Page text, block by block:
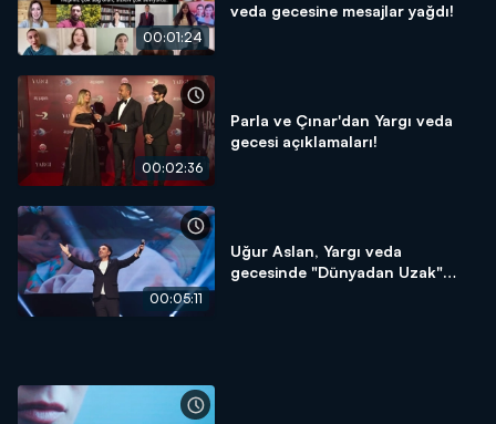
00:01:24
veda gecesine mesajlar yağdı!
00:02:36
Parla ve Çınar'dan Yargı veda
gecesi açıklamaları!
00:05:11
Uğur Aslan, Yargı veda
gecesinde "Dünyadan Uzak"